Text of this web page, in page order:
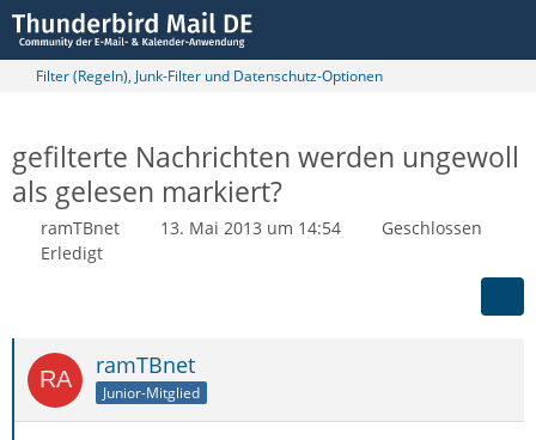
Filter (Regeln), Junk-Filter und Datenschutz-Optionen
gefilterte Nachrichten werden ungewoll
als gelesen markiert?
ramTBnet 13. Mai 2013 um 14:54
Geschlossen
Erledigt
ramTBnet
Junior-Mitglied